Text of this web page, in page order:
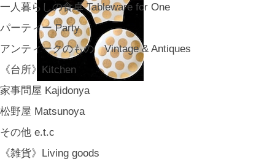
一人暮らしの食卓 Tableware for One
パーティー Party
アンティークのもの Vintage & Antiques
《台所》Kitchen
家事問屋 Kajidonya
松野屋 Matsunoya
その他 e.t.c
《雑貨》Living goods